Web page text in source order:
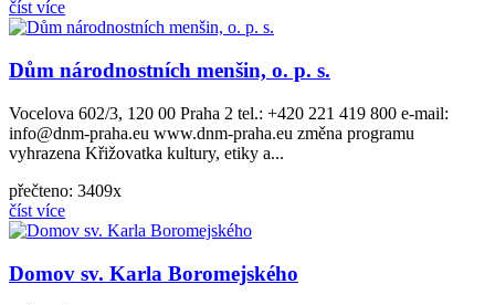
číst více
Dům národnostních menšin, o. p. s.
Vocelova 602/3, 120 00 Praha 2 tel.: +420 221 419 800 e-mail:
info@dnm-praha.eu www.dnm-praha.eu změna programu
vyhrazena Křižovatka kultury, etiky a...
přečteno: 3409x
číst více
Domov sv. Karla Boromejského